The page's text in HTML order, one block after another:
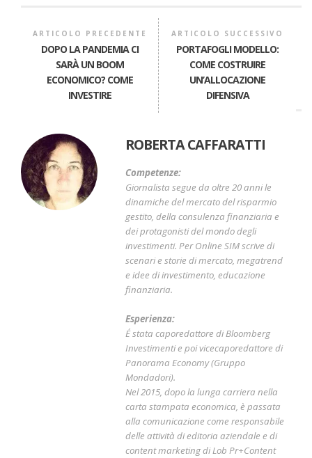
ARTICOLO PRECEDENTE
DOPO LA PANDEMIA CI
SARÀ UN BOOM
ECONOMICO? COME
INVESTIRE
ARTICOLO SUCCESSIVO
PORTAFOGLI MODELLO:
COME COSTRUIRE
UN’ALLOCAZIONE
DIFENSIVA
ROBERTA CAFFARATTI
Competenze:
Giornalista segue da oltre 20 anni le
dinamiche del mercato del risparmio
gestito, della consulenza finanziaria e
dei protagonisti del mondo degli
investimenti. Per Online SIM scrive di
scenari e storie di mercato, megatrend
e idee di investimento, educazione
finanziaria.
Esperienza:
É stata caporedattore di Bloomberg
Investimenti e poi vicecaporedattore di
Panorama Economy (Gruppo
Mondadori).
Nel 2015, dopo la lunga carriera nella
carta stampata economica, è passata
alla comunicazione come responsabile
delle attività di editoria aziendale e di
content marketing di Lob Pr+Content